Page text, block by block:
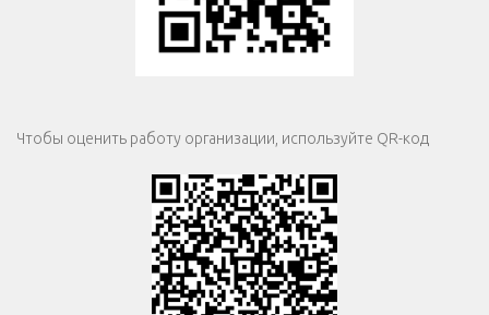
Чтобы оценить работу организации, используйте QR-код